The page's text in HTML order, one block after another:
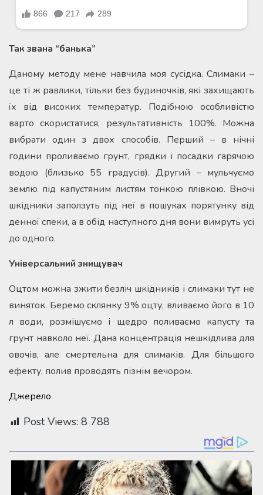
Так звана “банька”
Даному методу мене навчила моя сусідка. Слимаки –
це ті ж равлики, тільки без будиночків, які захищають
їх від високих температур. Подібною особливістю
варто скористатися, результативність 100%. Можна
вибрати один з двох способів. Перший – в нічні
години проливаємо грунт, грядки і посадки гарячою
водою (близько 55 градусів). Другий – мульчуємо
землю під капустяним листям тонкою плівкою. Вночі
шкідники заползуть під неї в пошуках порятунку від
денної спеки, а в обід наступного дня вони вимруть усі
до одного.
Універсальний знищувач
Оцтом можна зжити безліч шкідників і слимаки тут не
виняток. Беремо склянку 9% оцту, вливаємо його в 10
л води, розмішуємо і щедро поливаємо капусту та
грунт навколо неї. Дана концентрація нешкідлива для
овочів, але смертельна для слимаків. Для більшого
ефекту, полив проводять пізнім вечором.
Джерело
Post Views: 8 788